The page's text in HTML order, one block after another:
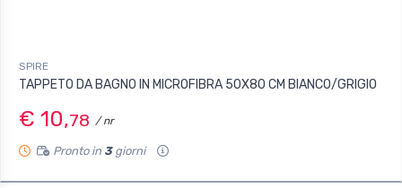
SPIRE
TAPPETO DA BAGNO IN MICROFIBRA 50X80 CM BIANCO/GRIGIO
€ 10,78 / nr
Pronto in 3giorni